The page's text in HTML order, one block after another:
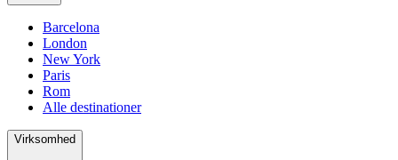
Barcelona
London
New York
Paris
Rom
Alle destinationer
Virksomhed